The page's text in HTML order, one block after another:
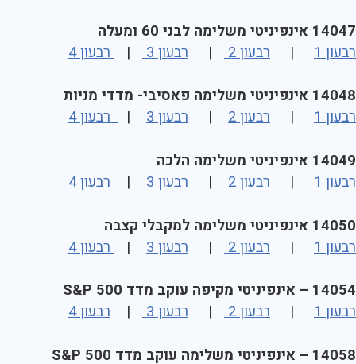
14047 אינפיניטי משלימה לבני 60 ומעלה
רבעון 1
| רבעון 2 | רבעון 3 | רבעון 4
14048 אינפיניטי משלימה פאסיבי- מדדי מניות
רבעון 1
| רבעון 2 | רבעון 3 | רבעון 4
14049 אינפיניטי משלימה הלכה
רבעון 1
| רבעון 2 | רבעון 3 | רבעון 4
14050 אינפיניטי משלימה למקבלי קצבה
רבעון 1
| רבעון 2 | רבעון 3 | רבעון 4
14054 – אינפיניטי מקיפה עוקב מדד S&P 500
רבעון 1
| רבעון 2 | רבעון 3 | רבעון 4
14058 – אינפיניטי משלימה עוקב מדד S&P 500